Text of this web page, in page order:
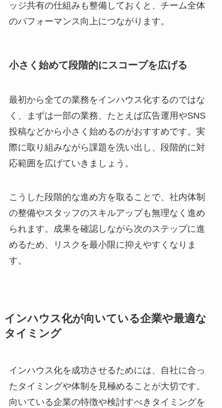
ッジ共有の仕組みも整備しておくと、チーム全体
のパフォーマンス向上につながります。
小さく始めて段階的にスコープを広げる
最初から全ての業務をインハウス化するのではな
く、まずは一部の業務、たとえば広告運用やSNS
投稿などから小さく始めるのがおすすめです。実
際に取り組みながら課題を洗い出し、段階的に対
応範囲を広げていきましょう。
こうした段階的な進め方を取ることで、社内体制
の整備やスタッフのスキルアップも無理なく進め
られます。成果を確認しながら次のステップに進
めるため、リスクを最小限に抑えやすくなりま
す。
インハウス化が向いている企業や最適な
タイミング
インハウス化を成功させるためには、自社に合っ
たタイミングや体制を見極めることが大切です。
向いている企業の特徴や検討すべきタイミングを